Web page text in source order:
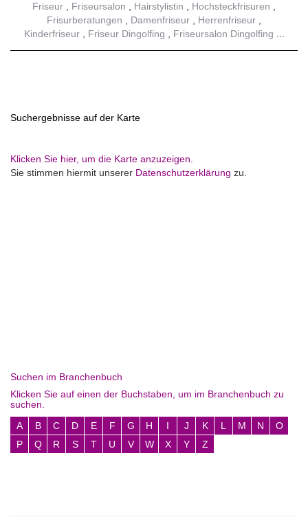
Friseur
Friseursalon Hairstylistin
Hochsteckfrisuren
Frisurberatungen
Damenfriseur
Herrenfriseur
Kinderfriseur
Friseur Dingolfing Friseursalon Dingolfing
Suchergebnisse auf der Karte
Klicken Sie hier, um die Karte anzuzeigen.
Sie stimmen hiermit unserer Datenschutzerklärung zu.
Suchen im Branchenbuch
Klicken Sie auf einen der Buchstaben, um im Branchenbuch zu
suchen.
A
B C D E F G H I J K L M N
O
P
Q R S T U V W X Y Z